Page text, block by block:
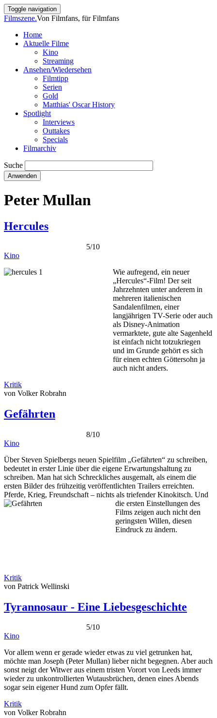
Direkt
zum
Toggle navigation
Filmszene.Von Filmfans, für Filmfans
Main
navigation
Home
Aktuelle Filme
Kino
Streaming
Ansehen/Wiedersehen
Filmtipp
Serien
Gold
Matthias' Oscar History
Spotlight
Interviews
Outtakes
Specials
Filmarchiv
Suche
Peter Mullan
Hercules
5/10
Kino
Wie aufregend, ein neuer
„Hercules“-Film! Der seit
Jahrzehnten unter anderem in
mehreren italienischen
Sandalenfilmen, einer
langjährigen TV-Serie oder auch
als Disney-Animation
vermarktete, gute alte Sagenheld
ist einfach nicht totzukriegen
und im Grunde gehört es sich
für einen echten Göttersohn ja
auch nicht anders.
Kritik
von Volker Robrahn
Gefährten
8/10
Kino
Über Steven Spielbergs neuen Spielfilm „Gefährten“ zu schreiben,
bedeutet in erster Linie über die eigene Erwartungshaltung zu
schreiben. Man hat sich Schreckliches ausgemalt, als einem die
ersten Bilder des frühzeitig veröffentlichten Trailers erreichten.
Pferde, Krieg, Freundschaft – nichts als triefender Kinokitsch. Und
die ersten Einstellungen des
Films zeigen auch nicht den
geringsten Willen, diesen
Eindruck zu ändern.
Kritik
von Patrick Wellinski
Tyrannosaur - Eine Liebesgeschichte
5/10
Kino
Vor allem wenn er gerade wieder etwas zu viel getrunken hat,
möchte man Joseph (Peter Mullan) lieber nicht begegnen. Aber auch
sonst neigt der Witwer aus einem tristen Vorort von Leeds immer
wieder zu unkontrollierten Wutausbrüchen, denen eines Abends
sogar sein eigener Hund zum Opfer fällt.
Kritik
von Volker Robrahn